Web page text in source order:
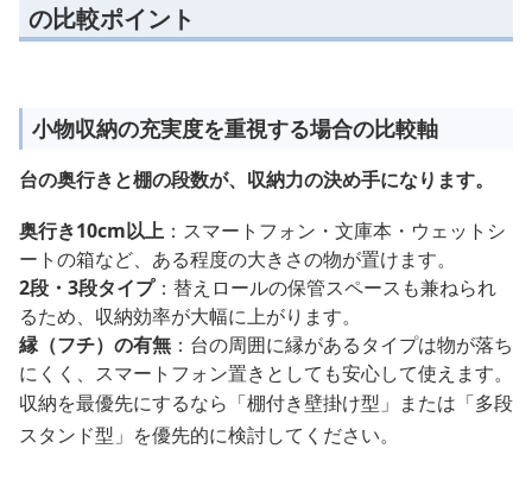
の比較ポイント
小物収納の充実度を重視する場合の比較軸
台の奥行きと棚の段数が、収納力の決め手になります。
奥行き10cm以上 ：スマートフォン・文庫本・ウェットシ
ートの箱など、ある程度の大きさの物が置けます。
2段・3段タイプ：替えロールの保管スペースも兼ねられ
るため、収納効率が大幅に上がります。
縁（フチ）の有無 ：台の周囲に縁があるタイプは物が落ち
にくく、スマートフォン置きとしても安心して使えます。
収納を最優先にするなら「棚付き壁掛け型」または「多段
スタンド型」を優先的に検討してください。